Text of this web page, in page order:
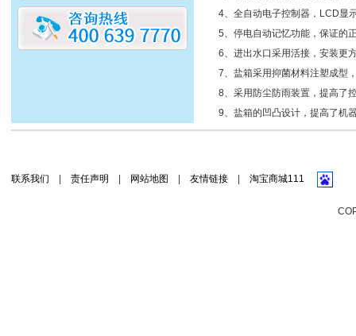
4、全自动电子控制器，LCD显
5、停电自动记忆功能，保证的
6、进出水口采用活接，安装更
7、盐箱采用抑菌材料注塑成型
8、采用防尘防雨装置，提高了
9、盐箱的凹凸设计，提高了机
联系我们 责任声明 网站地图 友情链接 淘宝商城111